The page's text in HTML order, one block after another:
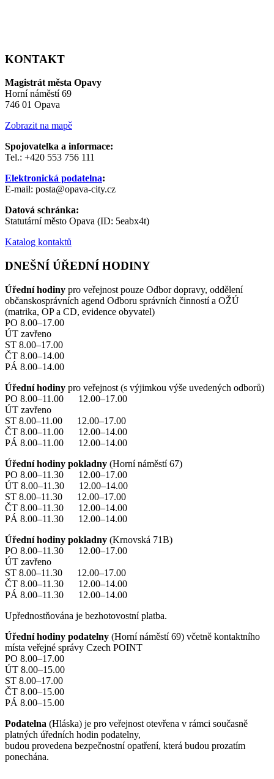
KONTAKT
Magistrát města Opavy
Horní náměstí 69
746 01 Opava
Zobrazit na mapě
Spojovatelka a informace:
Tel.: +420 553 756 111
Elektronická podatelna:
E-mail: posta@opava-city.cz
Datová schránka:
Statutární město Opava (ID: 5eabx4t)
Katalog kontaktů
DNEŠNÍ ÚŘEDNÍ HODINY
Úřední hodiny pro veřejnost pouze Odbor dopravy, oddělení
občanskosprávních agend Odboru správních činností a OŽÚ
(matrika, OP a CD, evidence obyvatel)
PO 8.00–17.00
ÚT zavřeno
ST 8.00–17.00
ČT 8.00–14.00
PÁ 8.00–14.00
Úřední hodiny pro veřejnost (s výjimkou výše uvedených odborů)
PO 8.00–11.00 12.00–17.00
ÚT zavřeno
ST 8.00–11.00 12.00–17.00
ČT 8.00–11.00 12.00–14.00
PÁ 8.00–11.00 12.00–14.00
Úřední hodiny pokladny (Horní náměstí 67)
PO 8.00–11.30 12.00–17.00
ÚT 8.00–11.30 12.00–14.00
ST 8.00–11.30 12.00–17.00
ČT 8.00–11.30 12.00–14.00
PÁ 8.00–11.30 12.00–14.00
Úřední hodiny pokladny (Krnovská 71B)
PO 8.00–11.30 12.00–17.00
ÚT zavřeno
ST 8.00–11.30 12.00–17.00
ČT 8.00–11.30 12.00–14.00
PÁ 8.00–11.30 12.00–14.00
Upřednostňována je bezhotovostní platba.
Úřední hodiny podatelny (Horní náměstí 69) včetně kontaktního
místa veřejné správy Czech POINT
PO 8.00–17.00
ÚT 8.00–15.00
ST 8.00–17.00
ČT 8.00–15.00
PÁ 8.00–15.00
Podatelna (Hláska) je pro veřejnost otevřena v rámci současně
platných úředních hodin podatelny,
budou provedena bezpečnostní opatření, která budou prozatím
ponechána.